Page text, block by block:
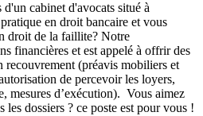
cabinet d'avocats situé à
en droit bancaire et vous
droit de la faillite? Notre
financières et est appelé à offrir des
recouvrement (préavis mobiliers et
de percevoir les loyers,
mesures d’exécution). Vous aimez
dossiers ? ce poste est pour vous !